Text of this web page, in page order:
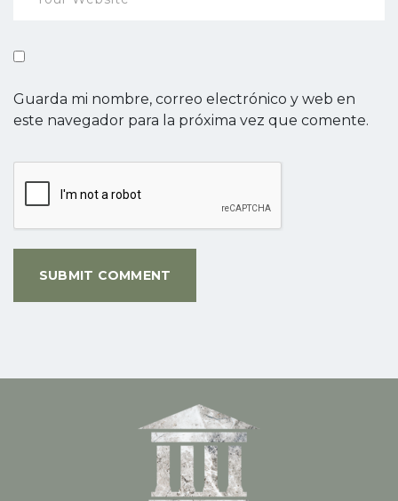
Guarda mi nombre, correo electrónico y web en
este navegador para la próxima vez que comente.